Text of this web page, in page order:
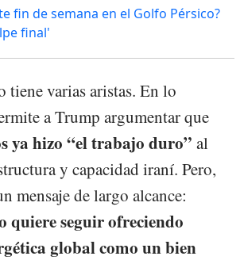
fin de semana en el Golfo Pérsico?
final'
tiene varias aristas. En lo
a Trump argumentar que
ya hizo “el trabajo duro” al
y capacidad iraní. Pero,
mensaje de largo alcance:
quiere seguir ofreciendo
global como un bien